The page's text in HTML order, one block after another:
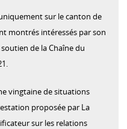
sur le canton de
montrés intéressés par son
de la Chaîne du
vingtaine de situations
proposée par La
sur les relations